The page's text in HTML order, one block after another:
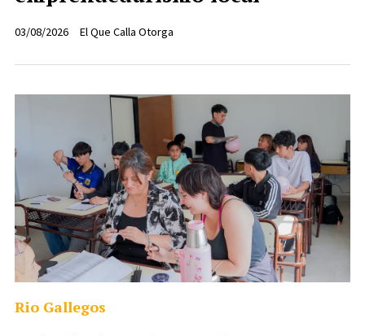
El Que Calla Otorga
03/08/2026
Rio Gallegos